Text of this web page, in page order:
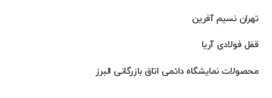
تهران نسیم آفرین
قفل فولادی آریا
محصولات نمایشگاه دائمی اتاق بازرگانی البرز